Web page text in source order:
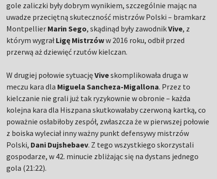
gole zaliczki były dobrym wynikiem, szczególnie mając na
uwadze przeciętną skuteczność mistrzów Polski – bramkarz
Montpellier Marin Sego, skądinąd były zawodnikVive, z
którym wygrałLigę Mistrzóww 2016 roku, odbił przed
przerwą aż dziewięć rzutów kielczan.
W drugiej połowie sytuacjęViveskomplikowała druga w
meczu kara dla Miguela Sancheza-Migallona. Przez to
kielczanie nie grali już tak ryzykownie w obronie – każda
kolejna kara dla Hiszpana skutkowałaby czerwoną kartką, co
poważnie osłabiłoby zespół, zwłaszcza że w pierwszej połowie
z boiska wyleciał inny ważny punkt defensywy mistrzów
Polski, Dani Dujshebaev. Z tego wszystkiego skorzystali
gospodarze, w 42. minucie zbliżając się na dystans jednego
gola (21:22).